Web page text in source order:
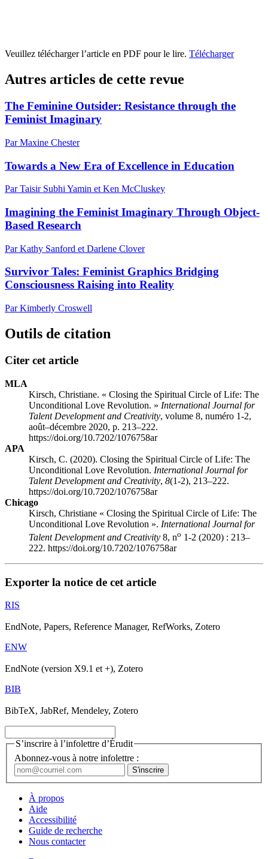
Veuillez télécharger l’article en PDF pour le lire. Télécharger
Autres articles de cette revue
The Feminine Outsider: Resistance through the
Feminist Imaginary
Par Maxine Chester
Towards a New Era of Excellence in Education
Par Taisir Subhi Yamin et Ken McCluskey
Imagining the Feminist Imaginary Through Object-
Based Research
Par Kathy Sanford et Darlene Clover
Survivor Tales: Feminist Graphics Bridging
Consciousness Raising into Reality
Par Kimberly Croswell
Outils de citation
Citer cet article
MLA
Kirsch, Christiane. « Closing the Spiritual Circle of Life: The
Unconditional Love Revolution. » International Journal for
Talent Development and Creativity, volume 8, numéro 1-2,
août–décembre 2020, p. 213–222.
https://doi.org/10.7202/1076758ar
APA
Kirsch, C. (2020). Closing the Spiritual Circle of Life: The
Unconditional Love Revolution. International Journal for
Talent Development and Creativity, 8(1-2), 213–222.
https://doi.org/10.7202/1076758ar
Chicago
Kirsch, Christiane « Closing the Spiritual Circle of Life: The
Unconditional Love Revolution ». International Journal for
Talent Development and Creativity 8, no 1-2 (2020) : 213–
222. https://doi.org/10.7202/1076758ar
Exporter la notice de cet article
RIS
EndNote, Papers, Reference Manager, RefWorks, Zotero
ENW
EndNote (version X9.1 et +), Zotero
BIB
BibTeX, JabRef, Mendeley, Zotero
S’inscrire à l’infolettre d’Érudit
Abonnez-vous à notre infolettre :
À propos
Aide
Accessibilité
Guide de recherche
Nous contacter